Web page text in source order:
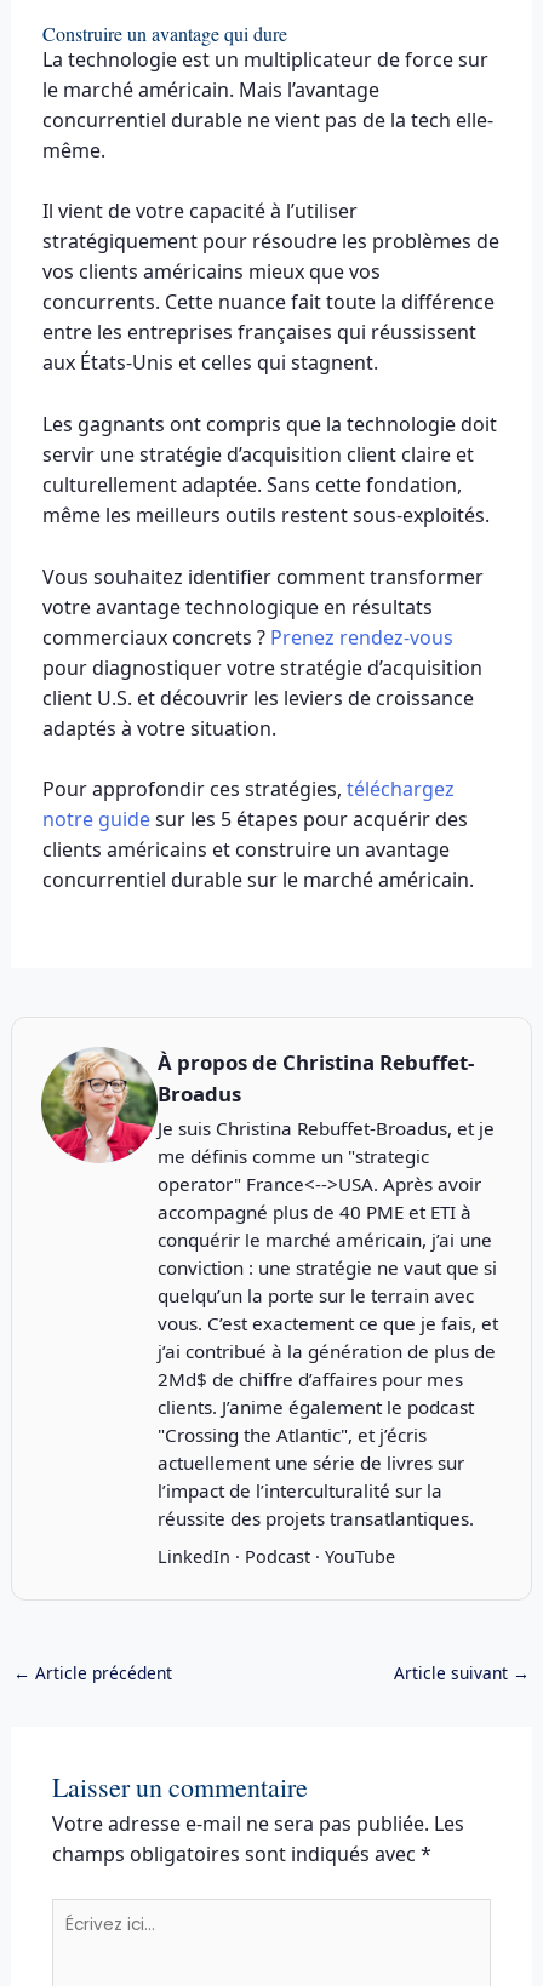
Construire un avantage qui dure
La technologie est un multiplicateur de force sur
le marché américain. Mais l’avantage
concurrentiel durable ne vient pas de la tech elle-
même.
Il vient de votre capacité à l’utiliser
stratégiquement pour résoudre les problèmes de
vos clients américains mieux que vos
concurrents. Cette nuance fait toute la différence
entre les entreprises françaises qui réussissent
aux États-Unis et celles qui stagnent.
Les gagnants ont compris que la technologie doit
servir une stratégie d’acquisition client claire et
culturellement adaptée. Sans cette fondation,
même les meilleurs outils restent sous-exploités.
Vous souhaitez identifier comment transformer
votre avantage technologique en résultats
commerciaux concrets ? Prenez rendez-vous
pour diagnostiquer votre stratégie d’acquisition
client U.S. et découvrir les leviers de croissance
adaptés à votre situation.
Pour approfondir ces stratégies, téléchargez
notre guidesur les 5 étapes pour acquérir des
clients américains et construire un avantage
concurrentiel durable sur le marché américain.
À propos de Christina Rebuffet-
Broadus
Je suis Christina Rebuffet-Broadus, et je
me définis comme un "strategic
operator" France<-->USA. Après avoir
accompagné plus de 40 PME et ETI à
conquérir le marché américain, j’ai une
conviction : une stratégie ne vaut que si
quelqu’un la porte sur le terrain avec
vous. C’est exactement ce que je fais, et
j’ai contribué à la génération de plus de
2Md$ de chiffre d’affaires pour mes
clients. J’anime également le podcast
"Crossing the Atlantic", et j’écris
actuellement une série de livres sur
l’impact de l’interculturalité sur la
réussite des projets transatlantiques.
LinkedIn · Podcast· YouTube
← Article précédent Article suivant →
Laisser un commentaire
Votre adresse e-mail ne sera pas publiée. Les
champs obligatoires sont indiqués avec *
Écrivez